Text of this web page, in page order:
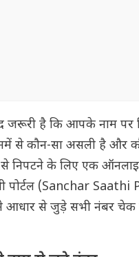
जरूरी है कि आपके नाम पर
से कौन-सा असली है और
से निपटने के लिए एक
पोर्टल (Sanchar Saathi
आधार से जुड़े सभी नंबर